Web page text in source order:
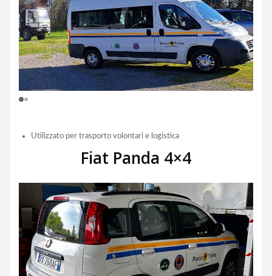
Utilizzato per trasporto volontari e logistica
Fiat Panda 4×4